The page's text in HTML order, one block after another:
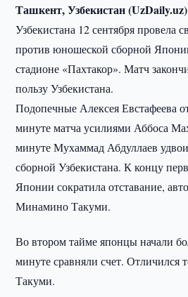
Ташкент, Узбекистан
Узбекистана 12 сентября провела
против юношеской сборной
стадионе «Пахтакор». Матч
пользу Узбекистана.
Подопечные Алексея Евстафеева
минуте матча усилиями Аббоса
минуте Мухаммад Абдуллаев
сборной Узбекистана. К концу
Японии сократила отставание,
Минамино Такуми.
Во втором тайме японцы начали
минуте сравняли счет.
Такуми.